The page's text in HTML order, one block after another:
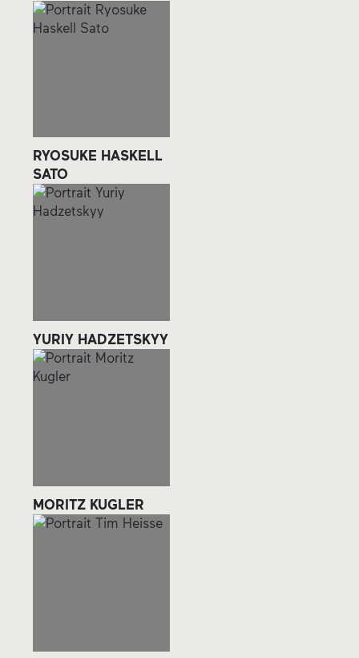
RYOSUKE HASKELL
SATO
YURIY HADZETSKYY
MORITZ KUGLER